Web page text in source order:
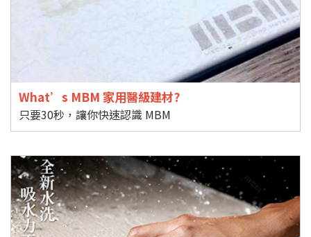
What’s MBM 家用醫級建材?
只要30秒，讓你快速認識 MBM